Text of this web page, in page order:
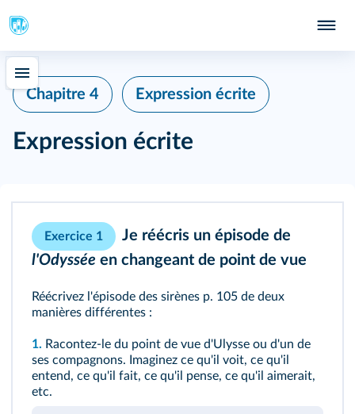
Chapitre 4 Expression écrite
Expression écrite
Exercice 1
Je réécris un épisode de
l'Odyssée en changeant de point de vue
Réécrivez l'épisode des sirènes p. 105 de deux
manières différentes :
1. Racontez-le du point de vue d'Ulysse ou d'un de
ses compagnons. Imaginez ce qu'il voit, ce qu'il
entend, ce qu'il fait, ce qu'il pense, ce qu'il aimerait,
etc.